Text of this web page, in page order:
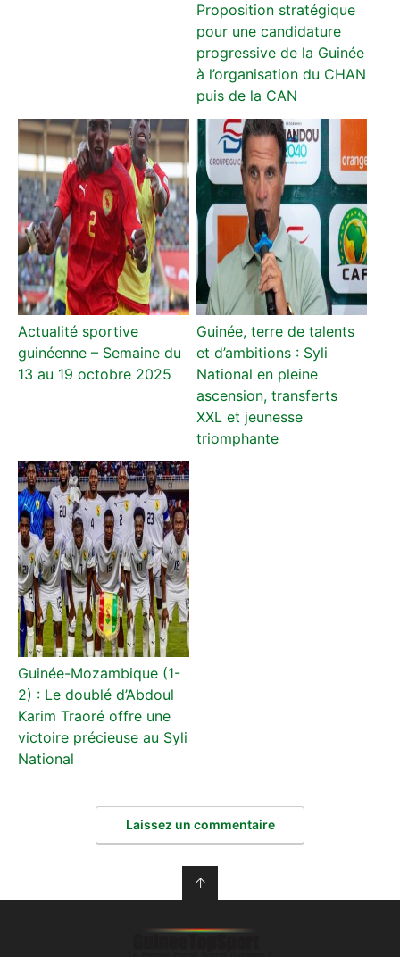
Proposition stratégique
pour une candidature
progressive de la Guinée
à l’organisation du CHAN
puis de la CAN
Actualité sportive
guinéenne – Semaine du
13 au 19 octobre 2025
Guinée, terre de talents
et d’ambitions : Syli
National en pleine
ascension, transferts
XXL et jeunesse
triomphante
Guinée-Mozambique (1-
2) : Le doublé d’Abdoul
Karim Traoré offre une
victoire précieuse au Syli
National
Laissez un commentaire
↑